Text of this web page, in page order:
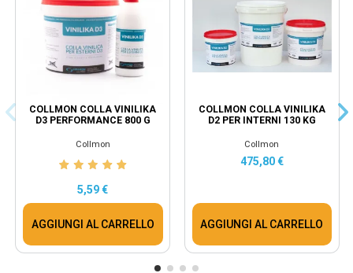
COLLMON COLLA VINILIKA
D3 PERFORMANCE 800 G
Collmon
5,59 €
AGGIUNGI AL CARRELLO
COLLMON COLLA VINILIKA
D2 PER INTERNI 130 KG
Collmon
475,80 €
AGGIUNGI AL CARRELLO